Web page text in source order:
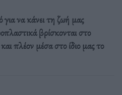
να κάνει τη ζωή μας
βρίσκονται στο
πλέον μέσα στο ίδιο μας το